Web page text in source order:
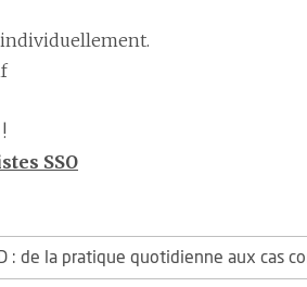
individuellement.
SSO
: de la pratique quotidienne aux cas